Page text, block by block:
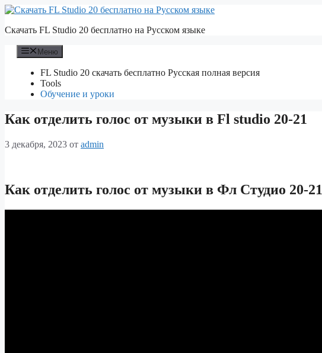
Перейти
содержимому
Скачать FL Studio 20 бесплатно на Русском языке
Меню
FL Studio 20 скачать бесплатно Русская полная версия
Tools
Обучение и уроки
Как отделить голос от музыки в Fl studio 20-21
3 декабря, 2023 от admin
Как отделить голос от музыки в Фл Студио 20-21